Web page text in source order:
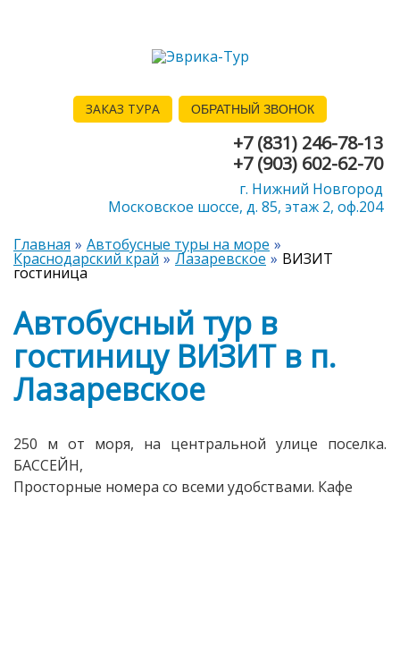
ЗАКАЗ ТУРА ОБРАТНЫЙ ЗВОНОК
+7 (831) 246-78-13
+7 (903) 602-62-70
г. Нижний Новгород
Московское шоссе, д. 85, этаж 2, оф.204
Главная
Автобусные туры на море
Краснодарский край Лазаревское ВИЗИТ
гостиница
Автобусный тур в
гостиницу ВИЗИТ в п.
Лазаревское
250 м от моря, на центральной улице поселка.
БАССЕЙН,
Просторные номера со всеми удобствами. Кафе